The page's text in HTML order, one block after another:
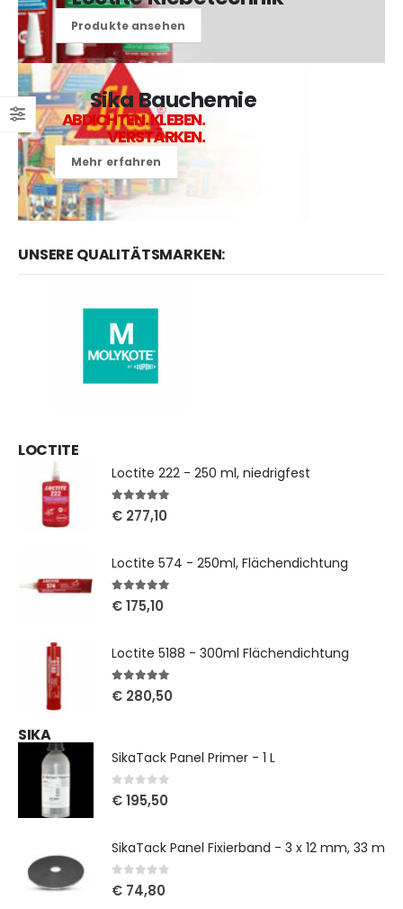
Produkte ansehen
Sika Bauchemie
ABDICHTEN. KLEBEN.
VERSTÄRKEN.
Mehr erfahren
UNSERE QUALITÄTSMARKEN:
LOCTITE
Loctite 222 - 250 ml, niedrigfest
5out of 5
€ 277,10
Loctite 574 - 250ml, Flächendichtung
5out of 5
€175,10
Loctite 5188 - 300ml Flächendichtung
5out of 5
€ 280,50
SIKA
SikaTack Panel Primer - 1 L
0out of 5
€195,50
SikaTack Panel Fixierband - 3 x 12 mm, 33 m
0out of 5
€ 74,80